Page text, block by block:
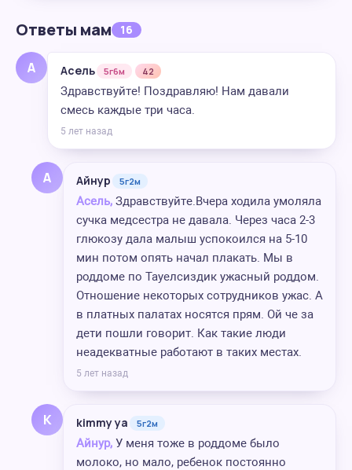
Ответы мам 16
А Асель 5г6м 42
Здравствуйте! Поздравляю! Нам давали
смесь каждые три часа.
5 лет назад
А Айнур 5г2м
Асель, Здравствуйте.Вчера ходила умоляла
сучка медсестра не давала. Через часа 2-3
глюкозу дала малыш успокоился на 5-10
мин потом опять начал плакать. Мы в
роддоме по Тауелсиздик ужасный роддом.
Отношение некоторых сотрудников ужас. А
в платных палатах носятся прям. Ой че за
дети пошли говорит. Как такие люди
неадекватные работают в таких местах.
5 лет назад
K kimmy ya 5г2м
Айнур, У меня тоже в роддоме было
молоко, но мало, ребенок постоянно